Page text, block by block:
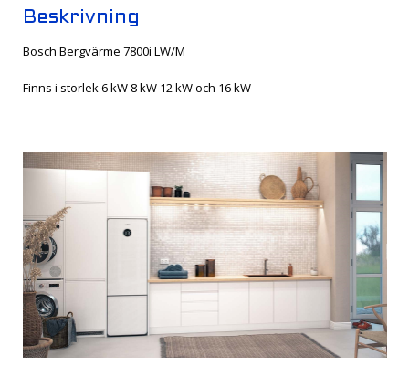
Beskrivning
Bosch Bergvärme 7800i LW/M
Finns i storlek 6 kW 8 kW 12 kW och 16 kW